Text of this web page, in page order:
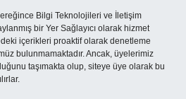
Bilgi Teknolojileri ve İletişim
bir Yer Sağlayıcı olarak hizmet
içerikleri proaktif olarak denetleme
bulunmamaktadır. Ancak, üyelerimiz
taşımakta olup, siteye üye olarak bu